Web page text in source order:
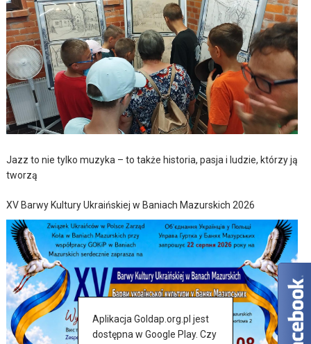
Jazz to nie tylko muzyka – to także historia, pasja i ludzie, którzy ją
tworzą
XV Barwy Kultury Ukraińskiej w Baniach Mazurskich 2026
Aplikacja Goldap.org.pl jest
dostępna w Google Play. Czy